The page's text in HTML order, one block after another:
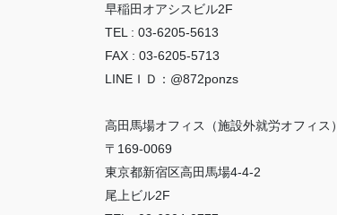
早稲田オアシスビル2F
TEL : 03-6205-5613
FAX : 03-6205-5713
LINEＩＤ：@872ponzs
高田馬場オフィス（施設外就労オフィス）
〒169-0069
東京都新宿区高田馬場4-4-2
尾上ビル2F